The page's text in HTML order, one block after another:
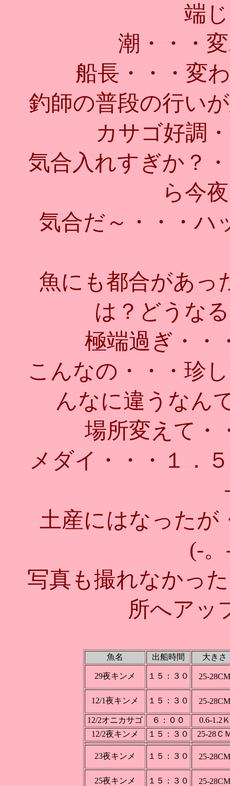
端
潮・・・
船長・・・変
釣師の普段の行い
カサゴ好調
気合入れすぎか？
ら今
気合だ～・・・ハ
魚にも都合があっ
は？どうな
極端過ぎ・・
こんなの・・・珍
んなに違うなん
場所変えて・
メダイ・・・１．
土産にはなった
(-
写真も撮れなかっ
所へアッ
魚名 出船時間 大きさ
29夜キンメ １５：３０ 25-28CM
12/1夜キンメ １５：３０ 25-28CM
12/2オニカサゴ ６：００
0.6-1.2Ｋ
12/2夜キンメ
１５：３０ 25-28Ｃ
23夜キンメ １５：３０ 25-28CM
25夜キンメ １５：３０ 25-28CM